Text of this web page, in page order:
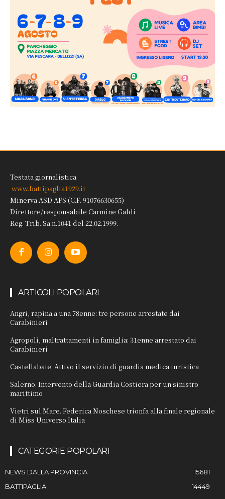
Testata giornalistica
www.battipaglia1929.it
Minerva ASD APS (C.F. 91076630655)
Direttore/responsabile Carmine Galdi
Reg. Trib. Sa n.1041 del 22.02.1999.
ARTICOLI POPOLARI
Angri, rapina a una 78enne: tre persone arrestate dai
Carabinieri
Agropoli, maltrattamenti in famiglia: 31enne arrestato dai
Carabinieri
Castellabate. Attivo il servizio di guardia medica turistica
Salerno. Intervento della Guardia Costiera per un sinistro
marittimo
Vietri sul Mare. Federica Noschese trionfa alla finale regionale
di Miss Universo Italia
CATEGORIE POPOLARI
NEWS DALLA PROVINCIA
15681
BATTIPAGLIA
14449